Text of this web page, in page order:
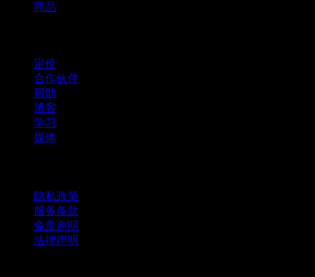
商品
定价
合作伙伴
帮助
博客
学习
媒体
隐私政策
服务条款
免责声明
法律声明